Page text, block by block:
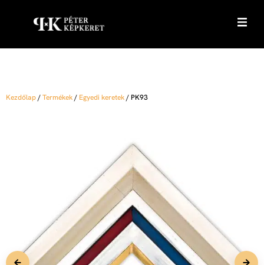
Kezdőlap/Termékek/ Egyedi keretek/PK93